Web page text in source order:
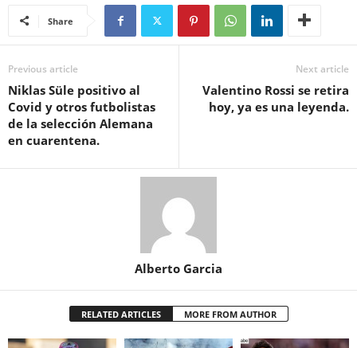
Share
Previous article
Niklas Süle positivo al
Covid y otros futbolistas
de la selección Alemana
en cuarentena.
Next article
Valentino Rossi se retira
hoy, ya es una leyenda.
Alberto Garcia
RELATED ARTICLES MORE FROM AUTHOR